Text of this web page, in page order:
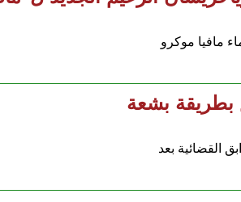
مافيا موكرو
بطريقة بشعة
القضائية بعد